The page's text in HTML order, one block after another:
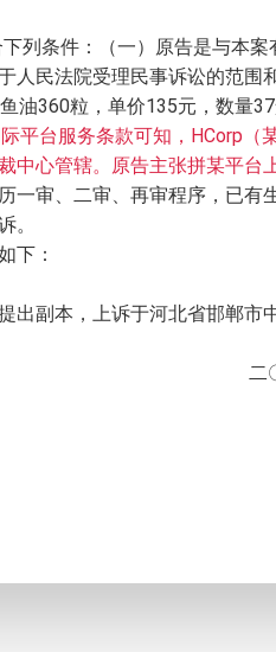
列条件：（一）原告是与本
人民法院受理民事诉讼的范围
油360粒，单价135元，数量
平台服务条款可知，HCorp（
中心管辖。原告主张拼某平台
一审、二审、再审程序，已有
。
下：
副本，上诉于河北省邯郸市
二